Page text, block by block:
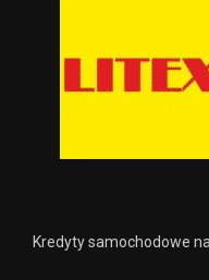
Kredyty samochodowe na